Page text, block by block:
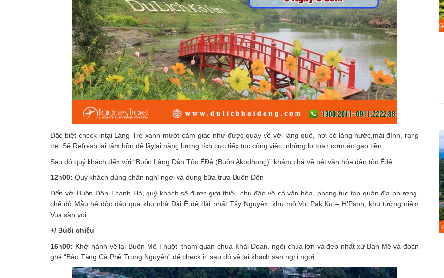
Đặc biệt check intại Làng Tre xanh mướt cảm giác như được quay về với làng quê, nơi có làng nước,mái đình, rạng
tre. Sẽ Refresh lại tâm hồn để lấylại năng lượng tích cực tiếp tục công việc, những lo toan cơm áo gạo tiền.
Sau đó quý khách đến với “Buôn Làng Dân Tộc ÊĐê (Buôn Akodhong)” khám phá về nét văn hóa dân tộc Êđê
12h00: Quý khách dừng chân nghỉ ngơi và dùng bữa trưa Buôn Đôn
Đến với Buôn Đôn-Thanh Hà, quý khách sẽ được giới thiệu chu đáo về cả văn hóa, phong tục tập quán địa phương,
chế độ Mẫu hệ độc đáo qua khu nhà Dài Ê đê dài nhất Tây Nguyên, khu mộ Voi Pak Ku – H’Panh, khu tưởng niệm
Vua săn voi.
+/ Buổi chiều
16h00: Khởi hành về lại Buôn Mê Thuột, tham quan chùa Khải Đoan, ngôi chùa lớn và đep nhất xứ Ban Mê và đoàn
ghé “Bảo Tàng Cà Phê Trung Nguyên” để check in sau đó về lại khách sạn nghỉ ngơi.